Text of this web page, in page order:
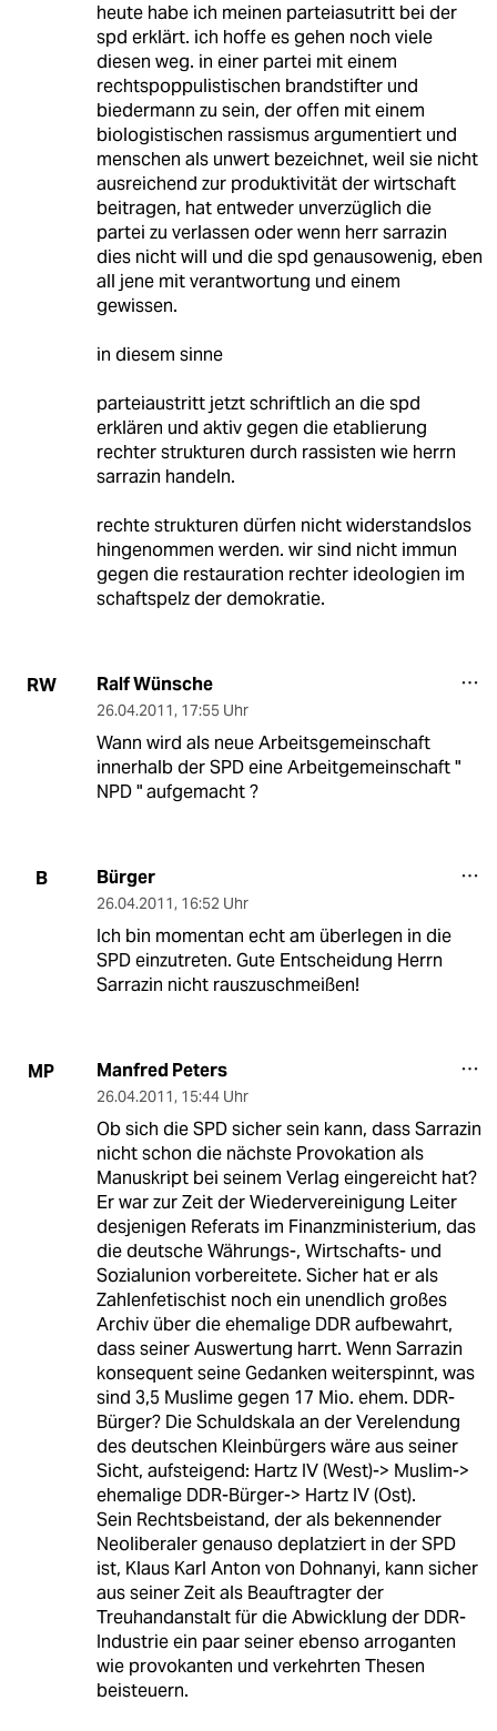
heute habe ich meinen parteiasutritt bei der
spd erklärt. ich hoffe es gehen noch viele
diesen weg. in einer partei mit einem
rechtspoppulistischen brandstifter und
biedermann zu sein, der offen mit einem
biologistischen rassismus argumentiert und
menschen als unwert bezeichnet, weil sie nicht
ausreichend zur produktivität der wirtschaft
beitragen, hat entweder unverzüglich die
partei zu verlassen oder wenn herr sarrazin
dies nicht will und die spd genausowenig, eben
all jene mit verantwortung und einem
gewissen.
in diesem sinne
parteiaustritt jetzt schriftlich an die spd
erklären und aktiv gegen die etablierung
rechter strukturen durch rassisten wie herrn
sarrazin handeln.
rechte strukturen dürfen nicht widerstandslos
hingenommen werden. wir sind nicht immun
gegen die restauration rechter ideologien im
schaftspelz der demokratie.
RW Ralf Wünsche
26.04.2011, 17:55 Uhr
Wann wird als neue Arbeitsgemeinschaft
innerhalb der SPD eine Arbeitgemeinschaft "
NPD " aufgemacht ?
B Bürger
26.04.2011, 16:52 Uhr
Ich bin momentan echt am überlegen in die
SPD einzutreten. Gute Entscheidung Herrn
Sarrazin nicht rauszuschmeißen!
MP Manfred Peters
26.04.2011, 15:44 Uhr
Ob sich die SPD sicher sein kann, dass Sarrazin
nicht schon die nächste Provokation als
Manuskript bei seinem Verlag eingereicht hat?
Er war zur Zeit der Wiedervereinigung Leiter
desjenigen Referats im Finanzministerium, das
die deutsche Währungs-, Wirtschafts- und
Sozialunion vorbereitete. Sicher hat er als
Zahlenfetischist noch ein unendlich großes
Archiv über die ehemalige DDR aufbewahrt,
dass seiner Auswertung harrt. Wenn Sarrazin
konsequent seine Gedanken weiterspinnt, was
sind 3,5 Muslime gegen 17 Mio. ehem. DDR-
Bürger? Die Schuldskala an der Verelendung
des deutschen Kleinbürgers wäre aus seiner
Sicht, aufsteigend: Hartz IV (West)-> Muslim->
ehemalige DDR-Bürger-> Hartz IV (Ost).
Sein Rechtsbeistand, der als bekennender
Neoliberaler genauso deplatziert in der SPD
ist, Klaus Karl Anton von Dohnanyi, kann sicher
aus seiner Zeit als Beauftragter der
Treuhandanstalt für die Abwicklung der DDR-
Industrie ein paar seiner ebenso arroganten
wie provokanten und verkehrten Thesen
beisteuern.